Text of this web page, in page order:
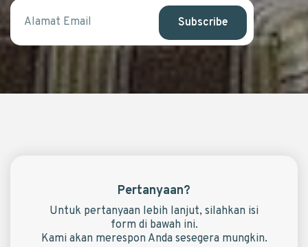
Subscribe
Pertanyaan?
Untuk pertanyaan lebih lanjut, silahkan isi
form di bawah ini.
Kami akan merespon Anda sesegera mungkin.